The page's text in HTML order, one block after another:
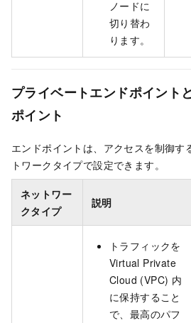
ノードに
切り替わ
ります。
プライベートエンドポイント
ポイント
エンドポイントは、アクセスを制御す
トワークタイプで設定できます。
ネットワー
クタイプ
説明
トラフィックを
Virtual Private
Cloud (VPC) 内
に保持すること
で、最高のパフ